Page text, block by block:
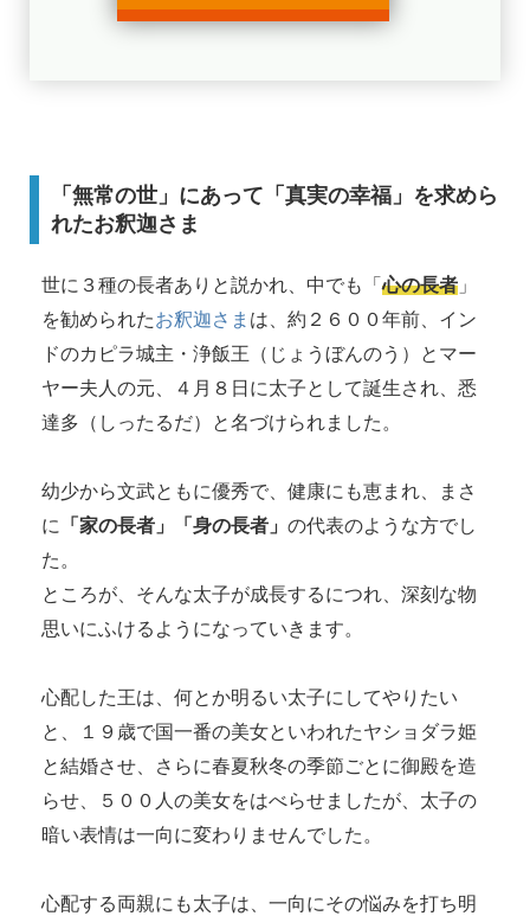
「無常の世」にあって「真実の幸福」を求めら
れたお釈迦さま
世に３種の長者ありと説かれ、中でも「心の長者 」
を勧められたお釈迦さま は、約２６００年前、イン
ドのカピラ城主・浄飯王（じょうぼんのう）とマー
ヤー夫人の元、４月８日に太子として誕生され、悉
達多（しったるだ）と名づけられました。
幼少から文武ともに優秀で、健康にも恵まれ、まさ
に 「家の長者」 「身の長者」 の代表のような方でし
た。
ところが、そんな太子が成長するにつれ、深刻な物
思いにふけるようになっていきます。
心配した王は、何とか明るい太子にしてやりたい
と、１９歳で国一番の美女といわれたヤショダラ姫
と結婚させ、さらに春夏秋冬の季節ごとに御殿を造
らせ、５００人の美女をはべらせましたが、太子の
暗い表情は一向に変わりませんでした。
心配する両親にも太子は、一向にその悩みを打ち明